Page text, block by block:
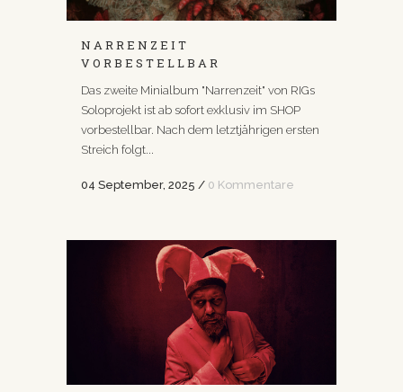
NARRENZEIT
VORBESTELLBAR
Das zweite Minialbum "Narrenzeit" von RIGs
Soloprojekt ist ab sofort exklusiv im SHOP
vorbestellbar. Nach dem letztjährigen ersten
Streich folgt...
04 September, 2025 / 0 Kommentare